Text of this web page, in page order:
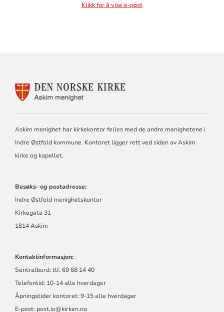
Klikk for å vise e-post
KONTAKTINFORMASJON
Askim menighet har kirkekontor felles med de andre menighetene i
Indre Østfold kommune. Kontoret ligger rett ved siden av Askim
kirke og kapellet.
Besøks- og postadresse:
Indre Østfold menighetskontor
Kirkegata 31
1814 Askim
Kontaktinformasjon:
Sentralbord: tlf. 69 68 14 40
Telefontid: 10-14 alle hverdager
Åpningstider kontoret: 9-15 alle hverdager
E-post: post.io@kirken.no